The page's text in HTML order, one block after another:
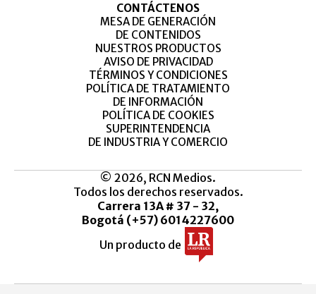
CONTÁCTENOS
MESA DE GENERACIÓN
DE CONTENIDOS
NUESTROS PRODUCTOS
AVISO DE PRIVACIDAD
TÉRMINOS Y CONDICIONES
POLÍTICA DE TRATAMIENTO
DE INFORMACIÓN
POLÍTICA DE COOKIES
SUPERINTENDENCIA
DE INDUSTRIA Y COMERCIO
© 2026, RCN Medios.
Todos los derechos reservados.
Carrera 13A # 37 - 32,
Bogotá (+57) 6014227600
Un producto de